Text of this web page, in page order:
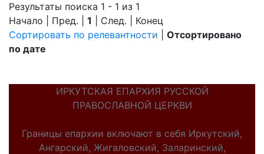
Результаты поиска 1 - 1 из 1
Начало | Пред. | 1 | След. | Конец
Сортировать по релевантности
Отсортировано
по дате
ИРКУТСКАЯ ЕПАРХИЯ РУССКОЙ
ПРАВОСЛАВНОЙ ЦЕРКВИ
Границы епархии включают в себя Иркутский,
Ангарский, Жигаловский, Заларинский,